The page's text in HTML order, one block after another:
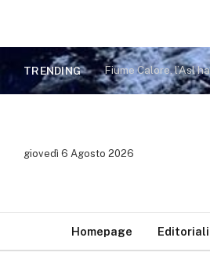
TRENDING Fiume Calore, l’Asl
giovedì 6 Agosto 2026
Homepage Editoriali